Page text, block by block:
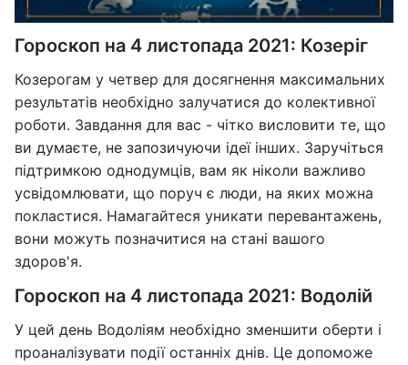
Гороскоп на 4 листопада 2021: Козеріг
Козерогам у четвер для досягнення максимальних
результатів необхідно залучатися до колективної
роботи. Завдання для вас - чітко висловити те, що
ви думаєте, не запозичуючи ідеї інших. Заручіться
підтримкою однодумців, вам як ніколи важливо
усвідомлювати, що поруч є люди, на яких можна
покластися. Намагайтеся уникати перевантажень,
вони можуть позначитися на стані вашого
здоров'я.
Гороскоп на 4 листопада 2021: Водолій
У цей день Водоліям необхідно зменшити оберти і
проаналізувати події останніх днів. Це допоможе